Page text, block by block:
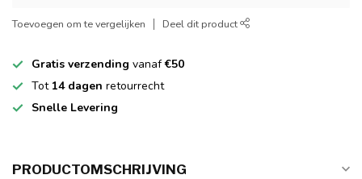
Toevoegen om te vergelijken Deel dit product
Gratis verzending vanaf€50
Tot 14 dagen retourrecht
Snelle Levering
PRODUCTOMSCHRIJVING